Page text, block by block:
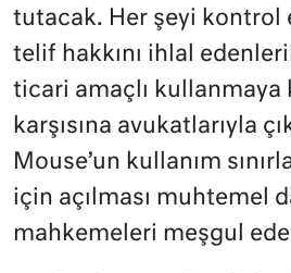
tutacak. Her şeyi kontrol
telif hakkını ihlal
ticari amaçlı kullanmaya
karşısına avukatlarıyla
Mouse’un kullanım
için açılması muhtemel
mahkemeleri meşgul